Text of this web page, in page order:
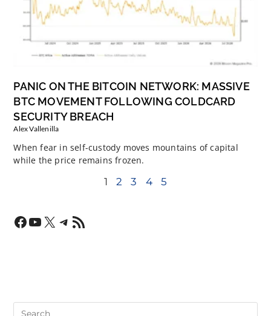
PANIC ON THE BITCOIN NETWORK: MASSIVE
BTC MOVEMENT FOLLOWING COLDCARD
SECURITY BREACH
Alex Vallenilla
When fear in self-custody moves mountains of capital
while the price remains frozen.
1 2 3 4 5